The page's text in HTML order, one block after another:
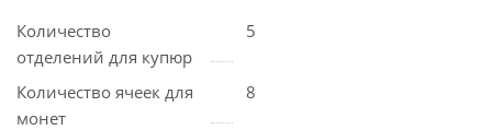
Количество
отделений для купюр
5
Количество ячеек для
монет
8